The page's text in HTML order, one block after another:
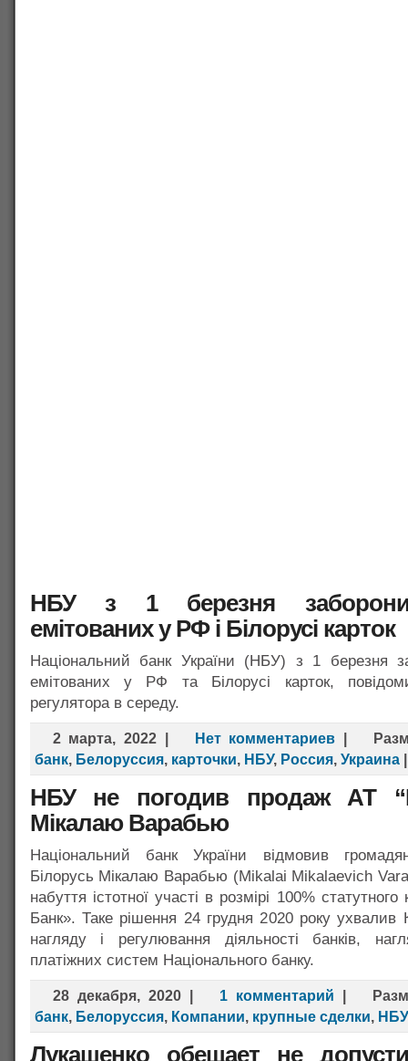
НБУ з 1 березня
емітованих у РФ і Білорусі карток
Національний банк України (НБУ) з 1 березня
емітованих у РФ та Білорусі карток,
регулятора в середу.
2 марта, 2022 Нет комментариев
банк, Белоруссия, карточки, НБУ, Россия, Украина|
НБУ не погодив продаж АТ
Мікалаю Варабью
Національний банк України відмовив
Білорусь Мікалаю Варабью (Mikalai Mikalaevich
набуття істотної участі в розмірі 100%
Банк». Таке рішення 24 грудня 2020 року ухвалив
нагляду і регулювання діяльності банків,
платіжних систем Національного банку.
28 декабря, 2020| 1 комментарий
банк, Белоруссия, Компании, крупные сделки, НБУ
Лукашенко обещает не